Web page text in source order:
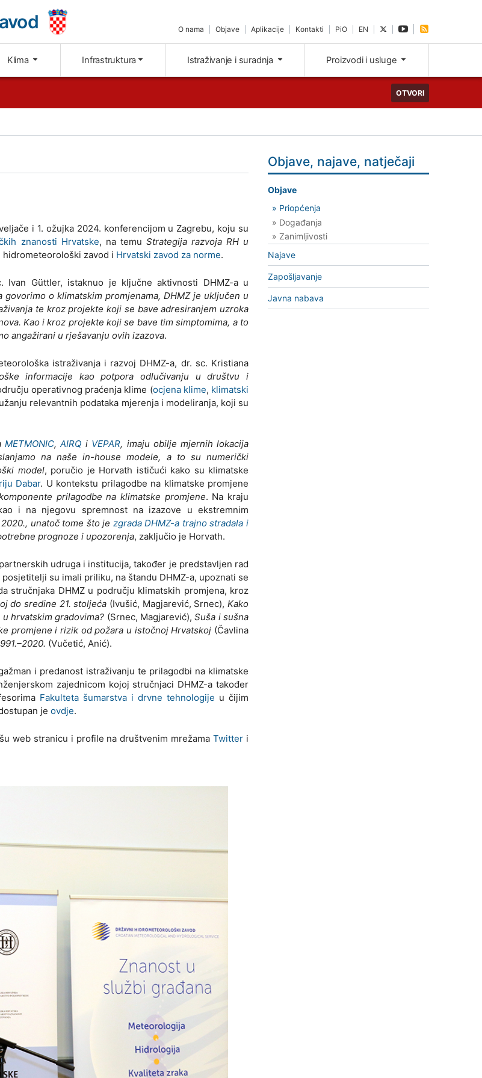
O nama Objave Aplikacije Kontakti PiO EN
Klima Infrastruktura Istraživanje i suradnja Proizvodi i usluge
OTVORI
i 1. ožujka 2024. konferencijom u Zagrebu, koju su
znanosti Hrvatske, na temu Strategija razvoja RH u
zavod i Hrvatski zavod za norme.
Ivan Güttler, istaknuo je ključne aktivnosti DHMZ-a u
govorimo o klimatskim promjenama, DHMZ je uključen u
te kroz projekte koji se bave adresiranjem uzroka
Kao i kroz projekte koji se bave tim simptomima, a to
angažirani u rješavanju ovih izazova.
istraživanja i razvoj DHMZ-a, dr. sc. Kristiana
informacije kao potpora odlučivanju u društvu i
operativnog praćenja klime (ocjena klime, klimatski
relevantnih podataka mjerenja i modeliranja, koji su
METMONIC,AIRQ i VEPAR, imaju obilje mjernih lokacija
na naše in-house modele, a to su numerički
model, poručio je Horvath ističući kako su klimatske
Dabar. U kontekstu prilagodbe na klimatske promjene
prilagodbe na klimatske promjene. Na kraju
i na njegovu spremnost na izazove u ekstremnim
unatoč tome što je zgrada DHMZ-a trajno stradala i
prognoze i upozorenja, zaključio je Horvath.
udruga i institucija, također je predstavljen rad
su imali priliku, na štandu DHMZ-a, upoznati se
stručnjaka DHMZ u području klimatskih promjena, kroz
do sredine 21. stoljeća (Ivušić, Magjarević, Srnec),Kako
hrvatskim gradovima? (Srnec, Magjarević),Suša i sušna
promjene i rizik od požara u istočnoj Hrvatskoj (Čavlina
(Vučetić, Anić).
i predanost istraživanju te prilagodbi na klimatske
zajednicom kojoj stručnjaci DHMZ-a također
Fakulteta šumarstva i drvne tehnologije u čijim
je ovdje.
web stranicu i profile na društvenim mrežamaTwitter i
Objave, najave, natječaji
Objave
» Priopćenja
» Događanja
» Zanimljivosti
Najave
Zapošljavanje
Javna nabava